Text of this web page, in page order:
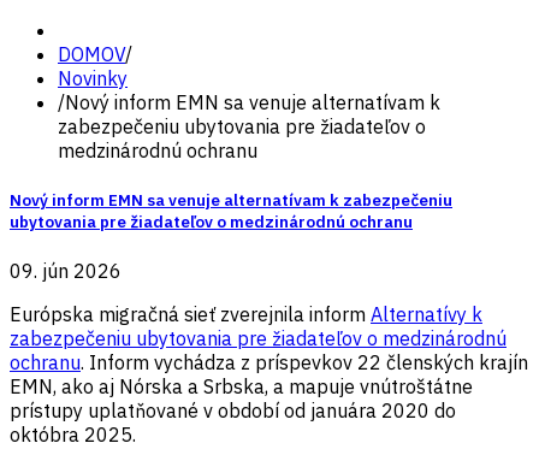
DOMOV/
Novinky
/Nový inform EMN sa venuje alternatívam k
zabezpečeniu ubytovania pre žiadateľov o
medzinárodnú ochranu
Nový inform EMN sa venuje alternatívam k zabezpečeniu
ubytovania pre žiadateľov o medzinárodnú ochranu
09. jún 2026
Európska migračná sieť zverejnila inform Alternatívy k
zabezpečeniu ubytovania pre žiadateľov o medzinárodnú
ochranu. Inform vychádza z príspevkov 22 členských krajín
EMN, ako aj Nórska a Srbska, a mapuje vnútroštátne
prístupy uplatňované v období od januára 2020 do
októbra 2025.